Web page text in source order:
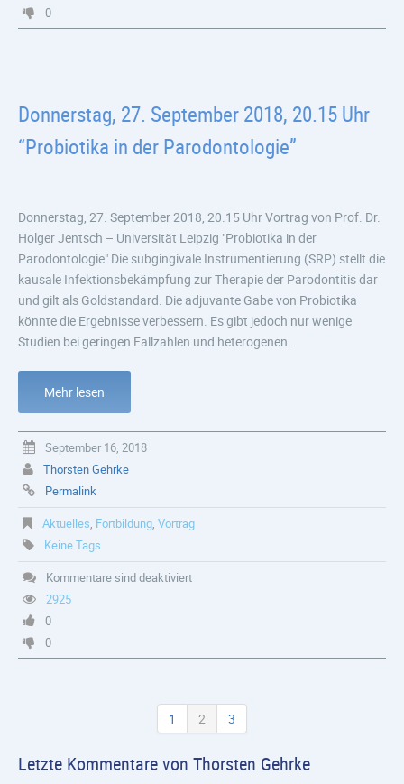
0
Donnerstag, 27. September 2018, 20.15 Uhr
“Probiotika in der Parodontologie”
Donnerstag, 27. September 2018, 20.15 Uhr Vortrag von Prof. Dr.
Holger Jentsch – Universität Leipzig "Probiotika in der
Parodontologie" Die subgingivale Instrumentierung (SRP) stellt die
kausale Infektionsbekämpfung zur Therapie der Parodontitis dar
und gilt als Goldstandard. Die adjuvante Gabe von Probiotika
könnte die Ergebnisse verbessern. Es gibt jedoch nur wenige
Studien bei geringen Fallzahlen und heterogenen…
Mehr lesen
September 16, 2018
Thorsten Gehrke
Permalink
Aktuelles, Fortbildung, Vortrag
Keine Tags
Kommentare sind deaktiviert
2925
0
0
1 2 3
Letzte Kommentare von Thorsten Gehrke